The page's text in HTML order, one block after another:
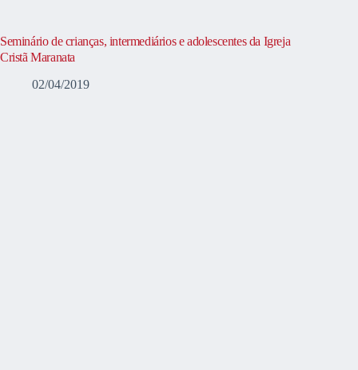
Seminário de crianças, intermediários e adolescentes da Igreja
Cristã Maranata
02/04/2019